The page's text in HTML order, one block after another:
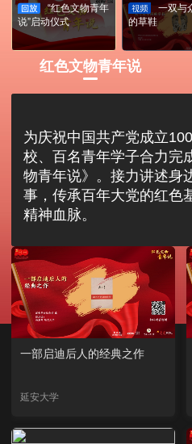
“红色文物青年
说”启动仪式
一双与
的草鞋
红色文物青年说
为庆祝中国共产党成立
校、百名青年学子合力完
物青年说》。接力讲述身
事，传承百年大党的红色
精神血脉。
一部启迪后人的经典之作
延安大学